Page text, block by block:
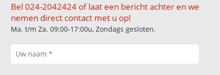
Bel 024-2042424 of laat een bericht achter en we
nemen direct contact met u op!
Ma. t/m Za. 09:00-17:00u, Zondags gesloten.